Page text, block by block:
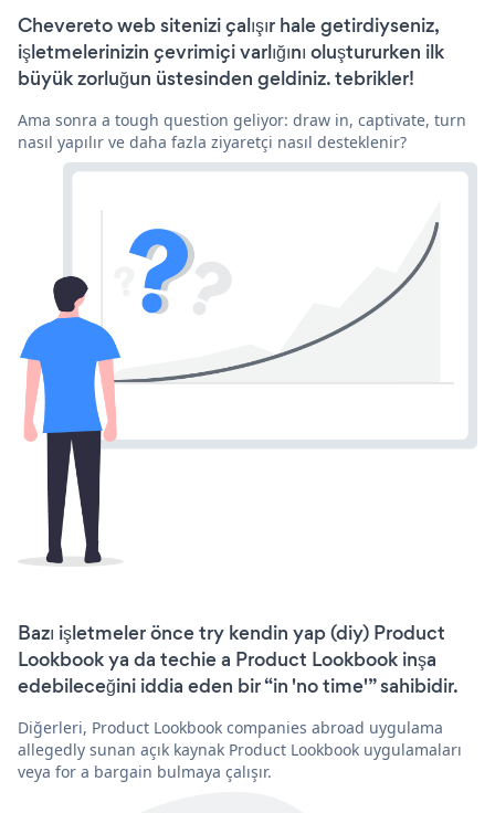
Chevereto web sitenizi çalışır hale getirdiyseniz,
işletmelerinizin çevrimiçi varlığını oluştururken ilk
büyük zorluğun üstesinden geldiniz. tebrikler!
Ama sonra a tough question geliyor: draw in, captivate, turn
nasıl yapılır ve daha fazla ziyaretçi nasıl desteklenir?
Bazı işletmeler önce try kendin yap (diy) Product
Lookbook ya da techie a Product Lookbook inşa
edebileceğini iddia eden bir “in 'no time'” sahibidir.
Diğerleri, Product Lookbook companies abroad uygulama
allegedly sunan açık kaynak Product Lookbook uygulamaları
veya for a bargain bulmaya çalışır.